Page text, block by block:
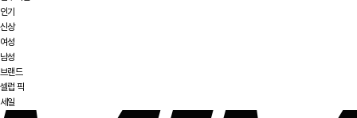
인기
신상
여성
남성
브랜드
셀럽 픽
세일